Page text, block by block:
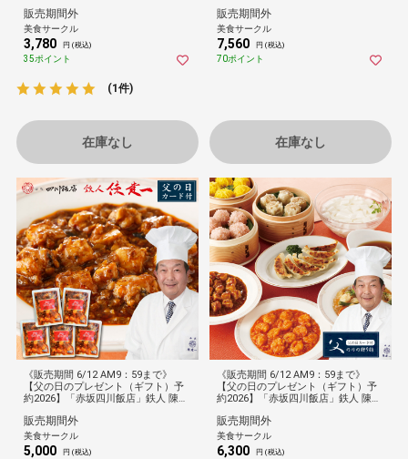
販売期間外
美食サークル
3,780 円 (税込)
35ポイント
(1件)
在庫なし
販売期間外
美食サークル
7,560 円 (税込)
70ポイント
在庫なし
《販売期間 6/12 AM9：59まで》
【父の日のプレゼント（ギフト）予
約2026】「赤坂四川飯店」鉄人 陳建
[冷凍][送料無料]
販売期間外
美食サークル
5,000 円 (税込)
《販売期間 6/12 AM9：59まで》
【父の日のプレゼント（ギフト）予
約2026】「赤坂四川飯店」鉄人 陳建
婆豆腐・本格八宝菜・餃子・貝柱入
り焼売・錦糸焼売・珍珠丸子・杏仁
豆腐)[冷凍][送料無料]
販売期間外
美食サークル
6,300 円 (税込)